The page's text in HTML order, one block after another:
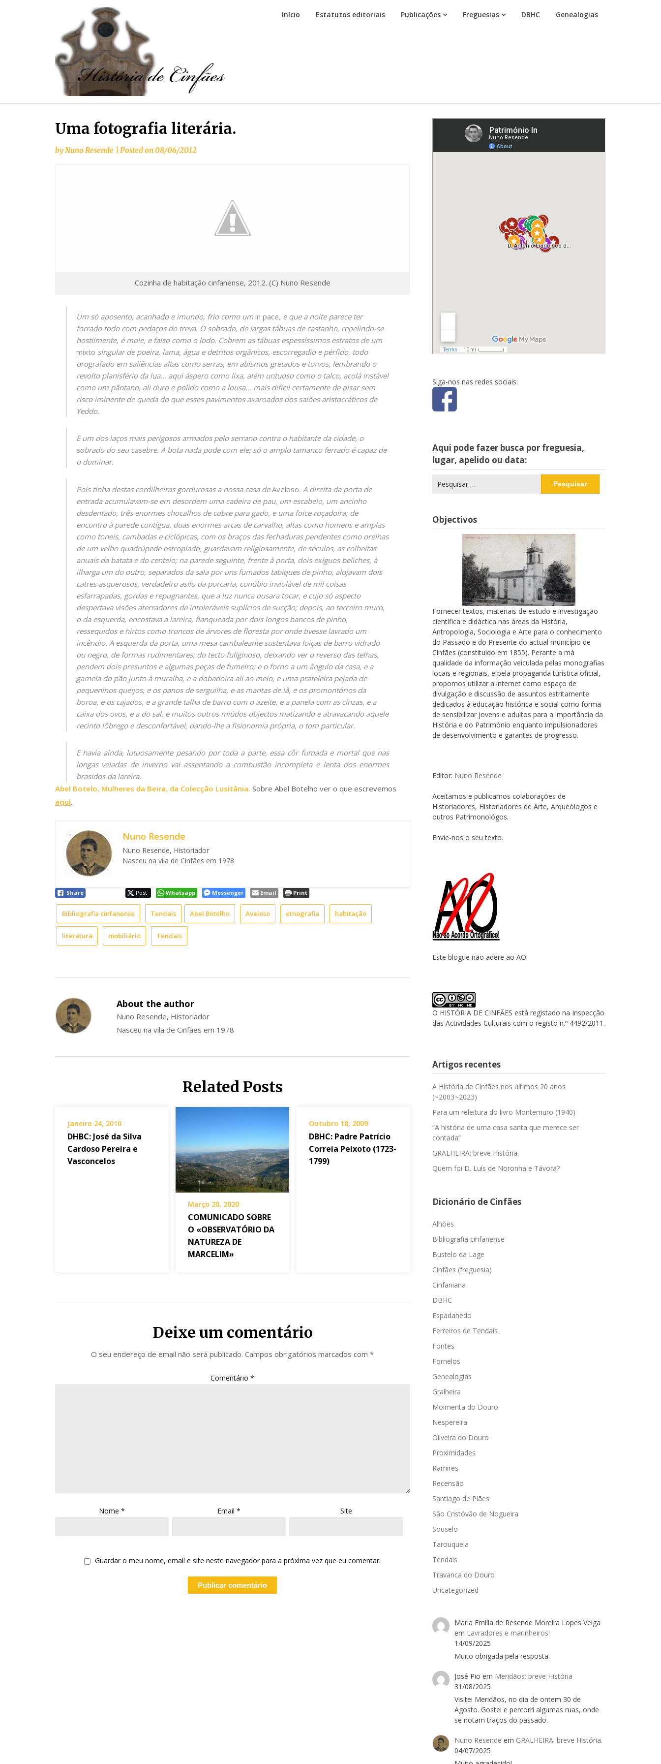
Início Estatutos editoriais Publicações Freguesias DBHC Genealogias
Uma fotografia literária.
byNuno Resende Posted on08/06/2012
Cozinha de habitação cinfanense, 2012. (C) Nuno Resende
Um só aposento, acanhado e imundo, frio como um in pace, e que a noite parece ter
forrado todo com pedaços do treva. O sobrado, de largas tábuas de castanho, repelindo-se
hostilmente, é mole, e falso como o lodo. Cobrem as tábuas espessíssimos estratos de um
mixto singular de poeira, lama, água e detritos orgânicos, escorregadio e pérfido, todo
orografado em saliências altas como serras, em abismos gretados e torvos, lembrando o
revolto planisfério da lua… aqui áspero como lixa, além untuoso como o talco, acolá instável
como um pântano, ali duro e polido como a lousa… mais difícil certamente de pisar sem
risco iminente de queda do que esses pavimentos axaroados dos salões aristocráticos de
Yeddo.
E um dos laços mais perigosos armados pelo serrano contra o habitante da cidade, o
sobrado do seu casebre. A bota nada pode com ele; só o amplo tamanco ferrado é capaz de
o dominar.
Pois tinha destas cordilheiras gordurosas a nossa casa deAveloso. A direita da porta de
entrada acumulavam-se em desordem uma cadeira de pau, um escabelo, um ancinho
desdentado, três enormes chocalhos de cobre para gado, e uma foice roçadoira; de
encontro à parede contígua, duas enormes arcas de carvalho, altas como homens e amplas
como toneis, cambadas e ciclópicas, com os braços das fechaduras pendentes como orelhas
de um velho quadrúpede estropiado, guardavam religiosamente, de séculos, as colheitas
anuais da batata e do centeio; na parede seguinte, frente à porta, dois exíguos beliches, à
ilharga um do outro, separados da sala por uns fumados tabiques de pinho, alojavam dois
catres asquerosos, verdadeiro asilo da porcaria, conúbio inviolável de mil coisas
esfarrapadas, gordas e repugnantes, que a luz nunca ousara tocar, e cujo só aspecto
despertava visões aterradores de intoleráveis suplícios de sucção; depois, ao terceiro muro,
o da esquerda, encostava a lareira, flanqueada por dois longos bancos de pinho,
ressequidos e hirtos como troncos de árvores de floresta por onde tivesse lavrado um
incêndio. A esquerda da porta, uma mesa cambaleante sustentava loiças de barro vidrado
ou negro, de formas rudimentares; do tecto fuliginoso, deixando ver o reverso das telhas,
pendem dois presuntos e algumas peças de fumeiro; e o forno a um ângulo da casa, e a
gamela do pão junto à muralha, e a dobadoira ali ao meio, e uma prateleira pejada de
pequeninos queijos, e os panos de serguilha, e as mantas de lã, e os promontórios da
boroa, e os cajados, e a grande talha de barro com o azeite, e a panela com as cinzas, e a
caixa dos ovos, e a do sal, e muitos outros miúdos objectos matizando e atravacando aquele
recinto lôbrego e desconfortável, dando-lhe a fisionomia própria, o tom particular.
E havia ainda, lutuosamente pesando por toda a parte, essa côr fumada e mortal que nas
longas veladas de inverno vai assentando a combustão incompleta e lenta dos enormes
brasidos da lareira.
Abel Botelo, Mulheres da Beira, da Colecção Lusitânia. Sobre Abel Botelho ver o que escrevemos
aqui.
Nuno Resende
Nuno Resende, Historiador
Nasceu na vila de Cinfães em 1978
Share Post Whatsapp Messenger Email Print
Bibliografia cinfanense Tendais Abel Botelho Aveloso etnografia habitação
literatura mobiliário Tendais
About the author
Nuno Resende, Historiador
Nasceu na vila de Cinfães em 1978
Related Posts
Janeiro 24, 2010
DHBC: José da Silva
Cardoso Pereira e
Vasconcelos
Março 20, 2020
COMUNICADO SOBRE
O «OBSERVATÓRIO DA
NATUREZA DE
MARCELIM»
Outubro 18, 2009
DBHC: Padre Patrício
Correia Peixoto (1723-
1799)
Deixe um comentário
O seu endereço de email não será publicado. Campos obrigatórios marcados com*
Comentário*
Nome * Email* Site
Guardar o meu nome, email e site neste navegador para a próxima vez que eu comentar.
Siga-nos nas redes sociais:
Aqui pode fazer busca por freguesia,
lugar, apelido ou data:
por:
Objectivos
Fornecer textos, materiais de estudo e investigação
científica e didáctica nas áreas da História,
Antropologia, Sociologia e Arte para o conhecimento
do Passado e do Presente do actual município de
Cinfães (constituído em 1855). Perante a má
qualidade da informação veiculada pelas monografias
locais e regionais, e pela propaganda turística oficial,
propomos utilizar a internet como espaço de
divulgação e discussão de assuntos estritamente
dedicados à educação histórica e social como forma
de sensibilizar jovens e adultos para a importância da
História e do Património enquanto impulsionadores
de desenvolvimento e garantes de progresso.
Editor: Nuno Resende
Aceitamos e publicamos colaborações de
Historiadores, Historiadores de Arte, Arqueólogos e
outros Patrimonológos.
Envie-nos o seu texto.
Este blogue não adere ao AO.
O HISTÓRIA DE CINFÃES está registado na Inspecção
das Actividades Culturais com o registo n.º 4492/2011.
Artigos recentes
A História de Cinfães nos últimos 20 anos
(~2003~2023)
Para um releitura do livro Montemuro (1940)
“A história de uma casa santa que merece ser
contada”
GRALHEIRA: breve História.
Quem foi D. Luís de Noronha e Távora?
Dicionário de Cinfães
Alhões
Bibliografia cinfanense
Bustelo da Lage
Cinfães (freguesia)
Cinfaniana
DBHC
Espadanedo
Ferreiros de Tendais
Fontes
Fornelos
Genealogias
Gralheira
Moimenta do Douro
Nespereira
Oliveira do Douro
Proximidades
Ramires
Recensão
Santiago de Piães
São Cristóvão de Nogueira
Souselo
Tarouquela
Tendais
Travanca do Douro
Uncategorized
Maria Emília de Resende Moreira Lopes Veiga
em Lavradores e marinheiros!
14/09/2025
Muito obrigada pela resposta.
José Pio em Meridãos: breve História
31/08/2025
Visitei Meridãos, no dia de ontem 30 de
Agosto. Gostei e percorri algumas ruas, onde
se notam traços do passado.
Nuno Resende em GRALHEIRA: breve História.
04/07/2025